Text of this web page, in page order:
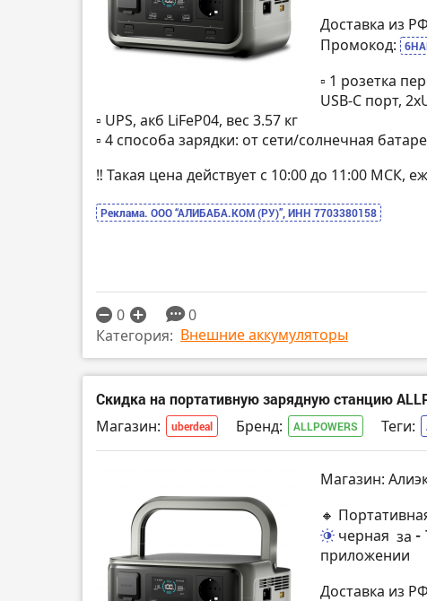
Доставка из
Промокод:
▫️ 1 розетка
USB-C порт,
▫️ UPS, акб LiFeP04, вес 3.57 кг
▫️ 4 способа зарядки: от сети/солнечная
‼️ Такая цена действует с 10:00 до 11:00 МСК,
Реклама. ООО “АЛИБАБА.КОМ (РУ)”, ИНН 7703380158
0
0
Категория: Внешние аккумуляторы
Скидка на портативную зарядную станцию
Магазин: uberdeal Бренд: ALLPOWERS Теги:
Магазин:
🔸
черная за -
приложении
Доставка из